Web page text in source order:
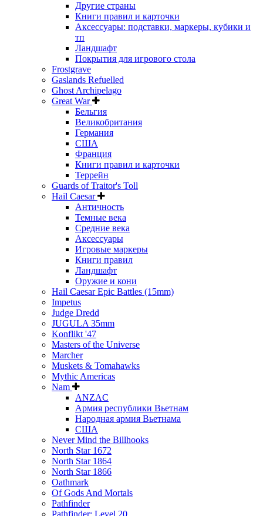
Другие страны
Книги правил и карточки
Аксессуары: подставки, маркеры, кубики и
тп
Ландшафт
Покрытия для игрового стола
Frostgrave
Gaslands Refuelled
Ghost Archipelago
Great War
Бельгия
Великобритания
Германия
США
Франция
Книги правил и карточки
Террейн
Guards of Traitor's Toll
Hail Caesar
Античность
Темные века
Средние века
Аксессуары
Игровые маркеры
Книги правил
Ландшафт
Оружие и кони
Hail Caesar Epic Battles (15mm)
Impetus
Judge Dredd
JUGULA 35mm
Konflikt '47
Masters of the Universe
Marcher
Muskets & Tomahawks
Mythic Americas
Nam
ANZAC
Армия республики Вьетнам
Народная армия Вьетнама
США
Never Mind the Billhooks
North Star 1672
North Star 1864
North Star 1866
Oathmark
Of Gods And Mortals
Pathfinder
Pathfinder: Level 20